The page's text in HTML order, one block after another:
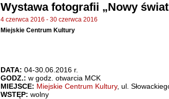
Wystawa fotografii „Nowy
4 czerwca 2016 - 30 czerwca 2016
Miejskie Centrum Kultury
DATA: 04-30.06.2016 r.
GODZ.: w godz. otwarcia MCK
MIEJSCE: Miejskie Centrum Kultury, ul.
WSTĘP: wolny